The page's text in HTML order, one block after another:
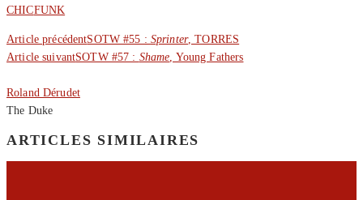
CHICFUNK
Article précédentSOTW #55 : Sprinter, TORRES
Article suivantSOTW #57 : Shame, Young Fathers
Roland Dérudet
The Duke
ARTICLES SIMILAIRES